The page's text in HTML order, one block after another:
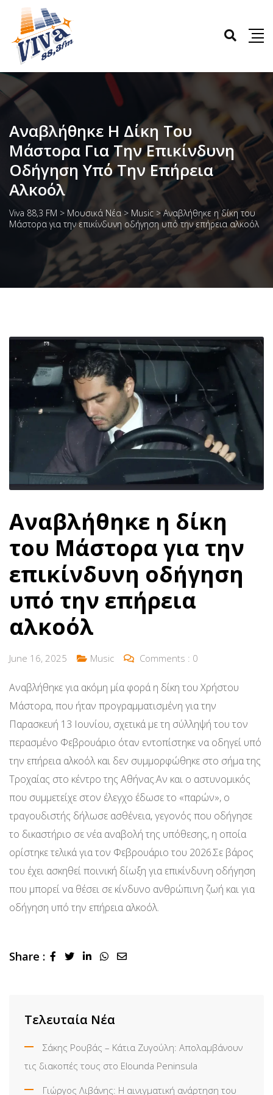
Αναβλήθηκε Η Δίκη Του
Μάστορα Για Την Επικίνδυνη
Οδήγηση Υπό Την Επήρεια
Αλκοόλ
Viva 88,3 FM > Μουσικά Νέα> Music >Αναβλήθηκε η δίκη του
Μάστορα για την επικίνδυνη οδήγηση υπό την επήρεια αλκοόλ
Αναβλήθηκε η δίκη
του Μάστορα για την
επικίνδυνη οδήγηση
υπό την επήρεια
αλκοόλ
June 16, 2025 Music Comments : 0
Αναβλήθηκε για ακόμη μία φορά η δίκη του Χρήστου
Μάστορα, που ήταν προγραμματισμένη για την
Παρασκευή 13 Ιουνίου, σχετικά με τη σύλληψή του τον
περασμένο Φεβρουάριο όταν εντοπίστηκε να οδηγεί υπό
την επήρεια αλκοόλ και δεν συμμορφώθηκε στο σήμα της
Τροχαίας στο κέντρο της Αθήνας.Αν και ο αστυνομικός
που συμμετείχε στον έλεγχο έδωσε το «παρών», ο
τραγουδιστής δήλωσε ασθένεια, γεγονός που οδήγησε
το δικαστήριο σε νέα αναβολή της υπόθεσης, η οποία
ορίστηκε τελικά για τον Φεβρουάριο του 2026.Σε βάρος
του έχει ασκηθεί ποινική δίωξη για επικίνδυνη οδήγηση
που μπορεί να θέσει σε κίνδυνο ανθρώπινη ζωή και για
οδήγηση υπό την επήρεια αλκοόλ.
Share : LinkedInWhatsapp
Share
Τελευταία Νέα
Σάκης Ρουβάς – Κάτια Ζυγούλη: Απολαμβάνουν
τις διακοπές τους στο Elounda Peninsula
Γιώργος Λιβάνης: Η αινιγματική ανάρτηση του